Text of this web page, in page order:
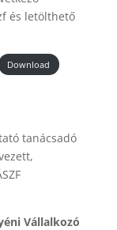
és letölthető
Download
tanácsadó
Vállalkozó